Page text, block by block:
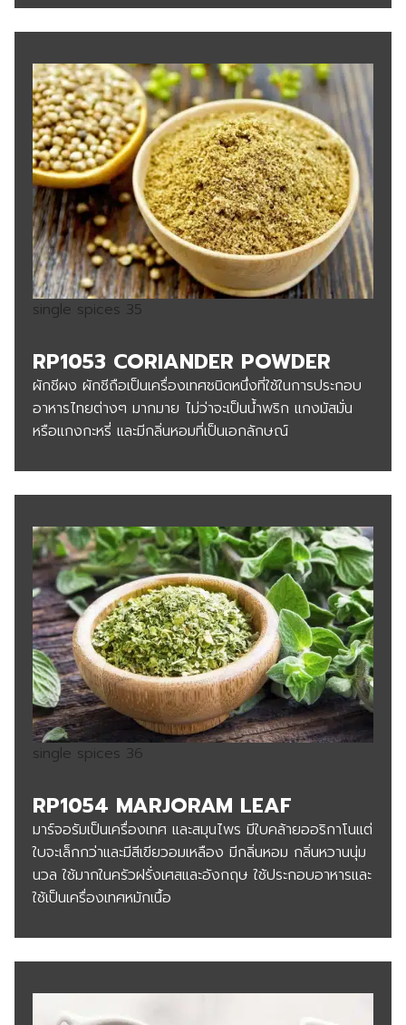
single spices 35
RP1053 CORIANDER POWDER
ผักชีผง ผักชีถือเป็นเครื่องเทศชนิดหนึ่งที่ใช้ในการประกอบ
อาหารไทยต่างๆ มากมาย ไม่ว่าจะเป็นน้ำพริก แกงมัสมั่น
หรือแกงกะหรี่ และมีกลิ่นหอมที่เป็นเอกลักษณ์
single spices 36
RP1054 MARJORAM LEAF
มาร์จอรัมเป็นเครื่องเทศ และสมุนไพร มีใบคล้ายออริกาโนแต่
ใบจะเล็กกว่าและมีสีเขียวอมเหลือง มีกลิ่นหอม กลิ่นหวานนุ่ม
นวล ใช้มากในครัวฝรั่งเศสและอังกฤษ ใช้ประกอบอาหารและ
ใช้เป็นเครื่องเทศหมักเนื้อ